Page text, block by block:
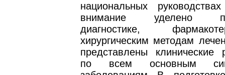
национальных
внимание уделено
диагностике,
хирургическим методам
представлены клинические
по всем основным